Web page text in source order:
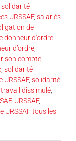
solidarité
URSSAF, salariés
de
donneur d'ordre
d’ordre
son compte
solidarité
URSSAF, solidarité
dissimulé
, URSSAF,
URSSAF tous les